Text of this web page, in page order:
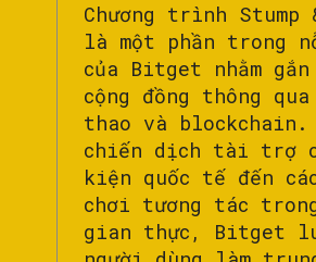
Chương trình Stump
là một phần trong
của Bitget nhằm
cộng đồng thông
thao và blockchain.
chiến dịch tài trợ
kiện quốc tế đến
chơi tương tác
gian thực, Bitget